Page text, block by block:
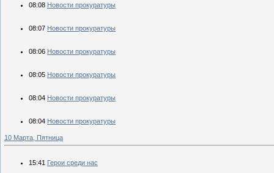
08:08 Новости прокуратуры
08:07 Новости прокуратуры
08:06 Новости прокуратуры
08:05 Новости прокуратуры
08:04 Новости прокуратуры
08:04 Новости прокуратуры
10 Марта, Пятница
15:41 Герои среди нас